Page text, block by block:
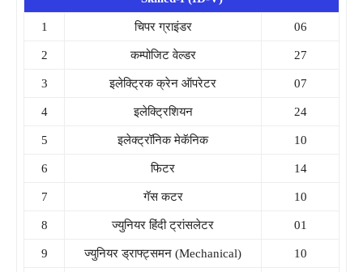
1 चिपर ग्राइंडर 06
2 कम्पोजिट वेल्डर 27
3 इलेक्ट्रिक क्रेन ऑपरेटर 07
4 इलेक्ट्रिशियन 24
5 इलेक्ट्रॉनिक मेकॅनिक 10
6 फिटर 14
7 गॅस कटर 10
8 ज्युनियर हिंदी ट्रांसलेटर 01
9 ज्युनियर ड्राफ्ट्समन (Mechanical) 10